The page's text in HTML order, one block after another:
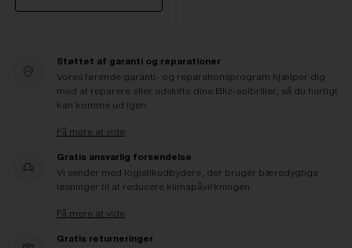
Støttet af garanti og reparationer
Vores førende garanti- og reparationsprogram hjælper dig
med at reparere eller udskifte dine Bliz-solbriller, så du hurtigt
kan komme ud igen.
Få mere at vide
Gratis ansvarlig forsendelse
Vi sender med logistikudbydere, der bruger bæredygtige
løsninger til at reducere klimapåvirkningen.
Få mere at vide
Gratis returneringer